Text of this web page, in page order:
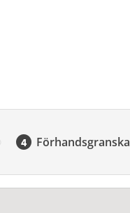
Förhandsgranska